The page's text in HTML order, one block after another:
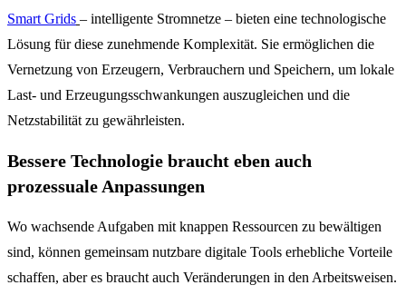
Smart Grids – intelligente Stromnetze – bieten eine technologische
Lösung für diese zunehmende Komplexität. Sie ermöglichen die
Vernetzung von Erzeugern, Verbrauchern und Speichern, um lokale
Last- und Erzeugungsschwankungen auszugleichen und die
Netzstabilität zu gewährleisten.
Bessere Technologie braucht eben auch
prozessuale Anpassungen
Wo wachsende Aufgaben mit knappen Ressourcen zu bewältigen
sind, können gemeinsam nutzbare digitale Tools erhebliche Vorteile
schaffen, aber es braucht auch Veränderungen in den Arbeitsweisen.